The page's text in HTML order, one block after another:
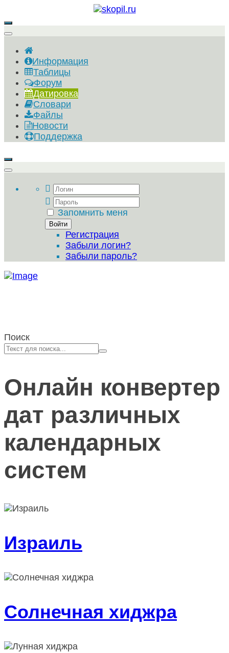
Информация
Таблицы
Форум
Датировка
Словари
Файлы
Новости
Поддержка
Запомнить меня
Войти
Регистрация
Забыли логин?
Забыли пароль?
Поиск
Онлайн конвертер
дат различных
календарных
систем
Израиль
Солнечная хиджра